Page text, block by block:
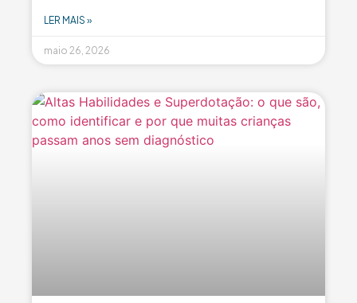
LER MAIS »
maio 26, 2026